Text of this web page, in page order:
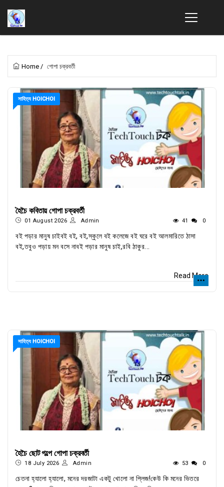
Home / গোপা চক্রবর্তী
সাহিত্য HOICHOI
হৈচৈ কবিতায় গোপা চক্রবর্তী
01 August 2026 Admin 41 0
বই পড়ার মানুষ চাইবই বই, বই,স্কুলে বই কলেজে বই ঘরে বই আলমারিতে ঠাসা
বই,তবুও পড়ায় মন বসে নাবই পড়ার মানুষ চাই,রবি ঠাকুর...
Read More
সাহিত্য HOICHOI
হৈচৈ ছোট গল্পে গোপা চক্রবর্তী
18 July 2026 Admin 53 0
চেতনা হ্যালো হ্যালো, মনের দরজাটা একটু খোলো না প্লিজ!কেউ কি মনের ভিতরে